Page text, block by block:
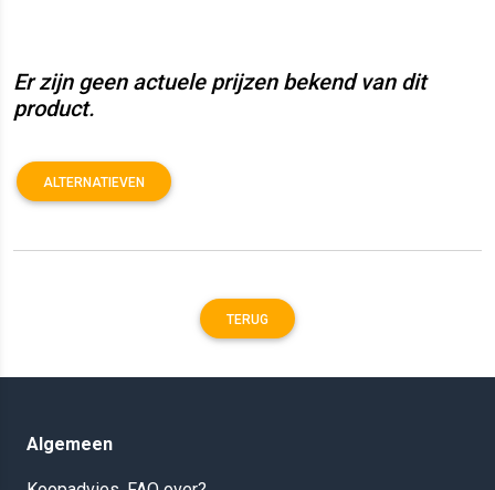
Er zijn geen actuele prijzen bekend van dit
product.
ALTERNATIEVEN
TERUG
Algemeen